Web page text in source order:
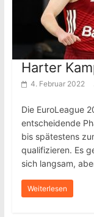
Harter
4. Februar 2022
Die EuroLeague
entscheidende
bis spätestens
qualifizieren. Es
sich langsam,
Weiterlesen